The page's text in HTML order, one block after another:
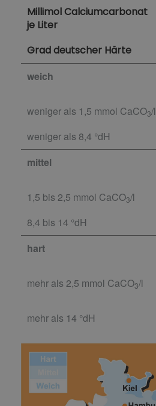
Millimol Calciumcarbonat
je Liter
Grad deutscher Härte
weich
weniger als 1,5 mmol CaCO3/l
weniger als 8,4 °dH
mittel
1,5 bis 2,5 mmol CaCO3/l
8,4 bis 14 °dH
hart
mehr als 2,5 mmol CaCO3/l
mehr als 14 °dH